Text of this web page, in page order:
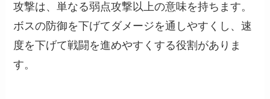
攻撃は、単なる弱点攻撃以上の意味を持ちます。
ボスの防御を下げてダメージを通しやすくし、速
度を下げて戦闘を進めやすくする役割がありま
す。